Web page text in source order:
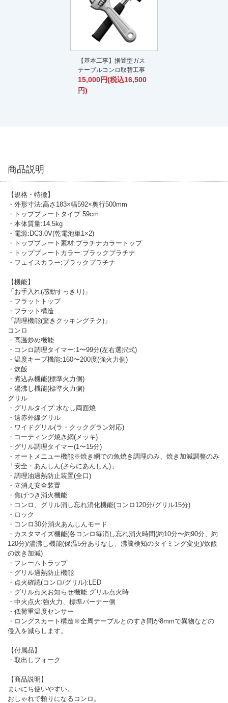
【基本工事】据置型ガス
テーブルコンロ取替工事
15,000円(税込16,500
円)
商品説明
【規格・特徴】
・外形寸法:高さ183×幅592×奥行500mm
・トッププレートタイプ:59cm
・本体質量:14.5kg
・電源:DC3.0V(乾電池単1×2)
・トッププレート素材:プラチナカラートップ
・トッププレートカラー:ブラックプラチナ
・フェイスカラー:ブラックプラチナ
【機能】
「お手入れ(感動すっきり)」
・フラットトップ
・フラット構造
「調理機能(驚きクッキングテク)」
コンロ
・高温炒め機能
・コンロ調理タイマー:1〜99分(左右選択式)
・温度キープ機能:160〜200度(強火力側)
・炊飯
・煮込み機能(標準火力側)
・湯沸し機能(標準火力側)
グリル
・グリルタイプ:水なし両面焼
・遠赤外線グリル
・ワイドグリル(ラ・クックグラン対応)
・コーティング焼き網(メッキ)
・グリル調理タイマー(1〜15分)
・オートメニュー機能※焼き網での魚焼き調理のみ、焼き加減調整のみ
「安全・あんしん(さらにあんしん)」
・調理油過熱防止装置(全口)
・立消え安全装置
・焦げつき消火機能
・コンロ、グリル消し忘れ消化機能(コンロ120分/グリル15分)
・ロック
・コンロ30分消火あんしんモード
・カスタマイズ機能(各コンロ毎消し忘れ消火時間(約10分〜約90分、約
120分)/湯沸し機能(保温5分ありなし、沸騰検知のタイミング変更)/炊飯
の炊き加減)
・フレームトラップ
・グリル過熱防止機能
・点火確認(コンロ/グリル):LED
・グリル点火お知らせ機能:グリル点火時
・中火点火:強火力、標準バーナー側
・低荷重温度センサー
・ロングスカート構造※全周テーブルとのすき間が8mmで異物などの
侵入を減らします。
【付属品】
・取出しフォーク
【商品説明】
まいにち使いやすい。
おしゃれで頼りになるコンロ。